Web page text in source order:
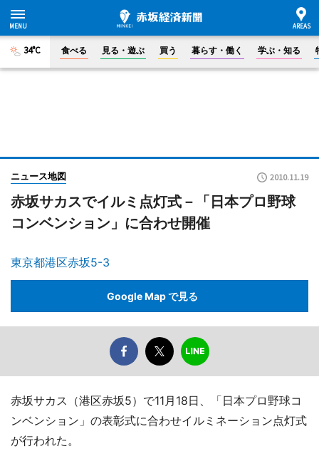
34°C 食べる 見る・遊ぶ 買う 暮らす・働く 学ぶ・知る
ニュース地図 2010.11.19
赤坂サカスでイルミ点灯式－「日本プロ野球
コンベンション」に合わせ開催
東京都港区赤坂5-3
Google Map で見る
赤坂サカス（港区赤坂5）で11月18日、「日本プロ野球コ
ンベンション」の表彰式に合わせイルミネーション点灯式
が行われた。